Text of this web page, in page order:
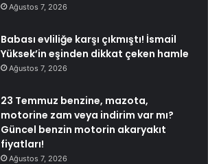
Ağustos 7, 2026
Babası evliliğe karşı çıkmıştı! İsmail
Yüksek’in eşinden dikkat çeken hamle
Ağustos 7, 2026
23 Temmuz benzine, mazota,
motorine zam veya indirim var mı?
Güncel benzin motorin akaryakıt
fiyatları!
Ağustos 7, 2026